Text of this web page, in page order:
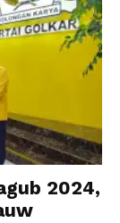
2024,